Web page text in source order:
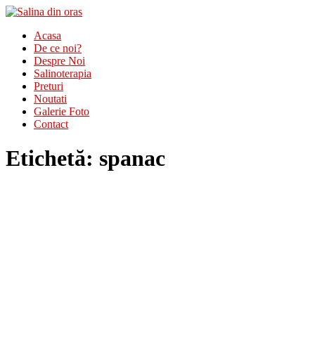
Acasa
De ce noi?
Despre Noi
Salinoterapia
Preturi
Noutati
Galerie Foto
Contact
Etichetă: spanac